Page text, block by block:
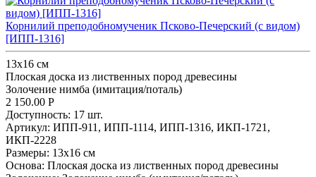
Корнилий преподобномученик Псково-Печерский (с видом)
[ИПП-1316]
13x16 см
Плоская доска из лиственных пород древесины
Золочение нимба (имитация/поталь)
2 150.00 Р
Доступность: 17 шт.
Артикул: ИПП-911, ИПП-1114, ИПП-1316, ИКП-1721,
ИКП-2228
Размеры: 13x16 см
Основа: Плоская доска из лиственных пород древесины